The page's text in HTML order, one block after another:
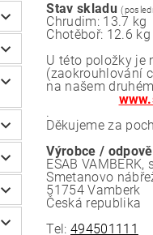
Stav skladu
Chrudim: 13.7 kg
Chotěboř: 12.6 kg
U této položky je
(zaokrouhlování
na našem
.
Děkujeme za
Výrobce /
ESAB VAMBERK,
Smetanovo
51754 Vamberk
Česká republika
Tel:494501111